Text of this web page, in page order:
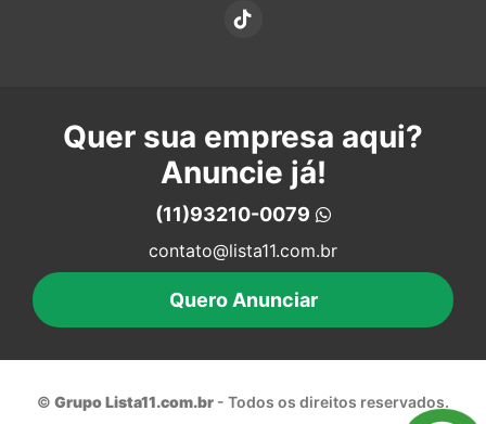
Quer sua empresa aqui?
Anuncie já!
(11)93210-0079
contato@lista11.com.br
Quero Anunciar
© Grupo Lista11.com.br - Todos os direitos reservados.